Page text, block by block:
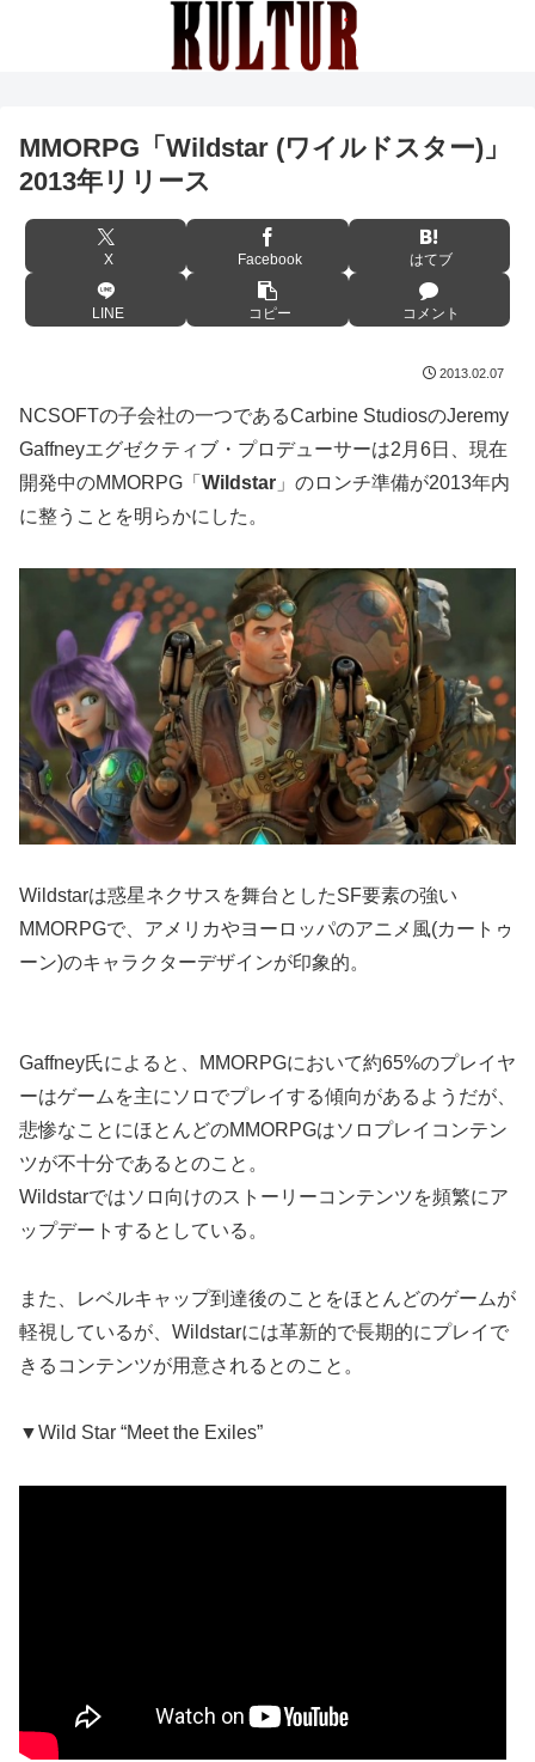
MMORPG「Wildstar (ワイルドスター)」
2013年リリース
X Facebook はてブ
LINE コピー コメント
2013.02.07
NCSOFTの子会社の一つであるCarbine StudiosのJeremy
Gaffneyエグゼクティブ・プロデューサーは2月6日、現在
開発中のMMORPG「 Wildstar 」のロンチ準備が2013年内
に整うことを明らかにした。
Wildstarは惑星ネクサスを舞台としたSF要素の強い
MMORPGで、アメリカやヨーロッパのアニメ風(カートゥ
ーン)のキャラクターデザインが印象的。
Gaffney氏によると、MMORPGにおいて約65%のプレイヤ
ーはゲームを主にソロでプレイする傾向があるようだが、
悲惨なことにほとんどのMMORPGはソロプレイコンテン
ツが不十分であるとのこと。
Wildstarではソロ向けのストーリーコンテンツを頻繁にア
ップデートするとしている。
また、レベルキャップ到達後のことをほとんどのゲームが
軽視しているが、Wildstarには革新的で長期的にプレイで
きるコンテンツが用意されるとのこと。
▼Wild Star “Meet the Exiles”